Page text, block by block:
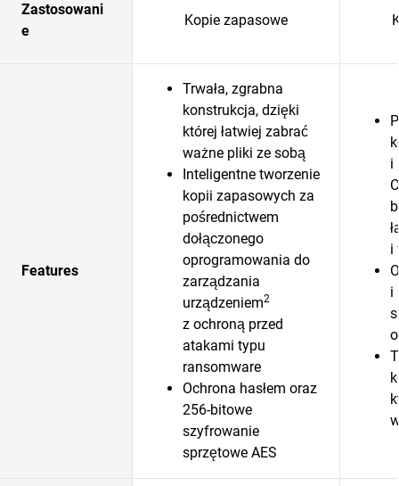
Zastosowani
e
Kopie zapasowe
Features
Trwała, zgrabna
konstrukcja, dzięki
której łatwiej zabrać
ważne pliki ze sobą
Inteligentne tworzenie
kopii zapasowych za
pośrednictwem
dołączonego
oprogramowania do
zarządzania
urządzeniem2
z ochroną przed
atakami typu
ransomware
Ochrona hasłem oraz
256-bitowe
szyfrowanie
sprzętowe AES
i
i
i